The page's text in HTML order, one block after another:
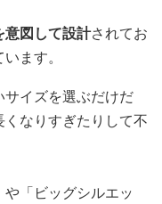
意図して設計されてお
ます。
イズを選ぶだけだ
なりすぎたりして不
「ビッグシルエッ